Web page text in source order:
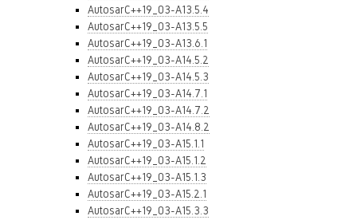
AutosarC++19_03-A13.5.4
AutosarC++19_03-A13.5.5
AutosarC++19_03-A13.6.1
AutosarC++19_03-A14.5.2
AutosarC++19_03-A14.5.3
AutosarC++19_03-A14.7.1
AutosarC++19_03-A14.7.2
AutosarC++19_03-A14.8.2
AutosarC++19_03-A15.1.1
AutosarC++19_03-A15.1.2
AutosarC++19_03-A15.1.3
AutosarC++19_03-A15.2.1
AutosarC++19_03-A15.3.3